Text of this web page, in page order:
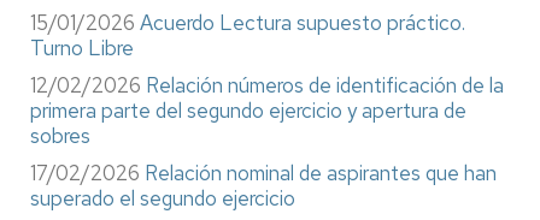
15/01/2026 Acuerdo Lectura supuesto práctico.
Turno Libre
12/02/2026 Relación números de identificación de la
primera parte del segundo ejercicio y apertura de
sobres
17/02/2026 Relación nominal de aspirantes que han
superado el segundo ejercicio